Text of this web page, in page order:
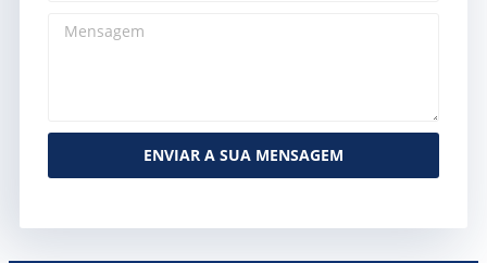
ENVIAR A SUA MENSAGEM